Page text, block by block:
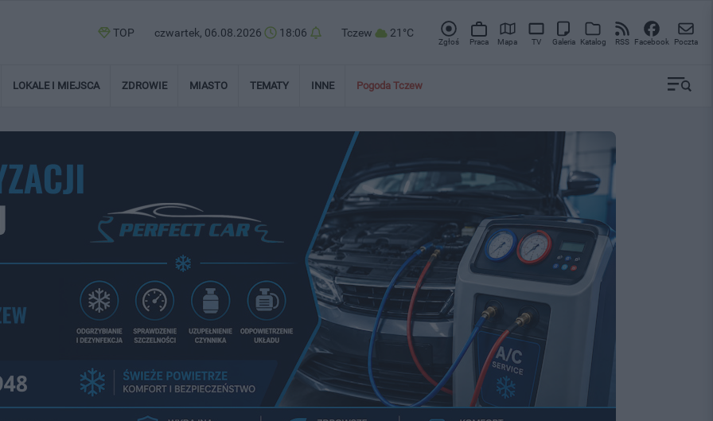
TOP czwartek, 06.08.2026 18:06 Tczew 21°C
Zgłoś Praca Mapa TV Galeria Katalog RSS Facebook Poczta
LOKALE I MIEJSCA ZDROWIE MIASTO TEMATY INNE Pogoda Tczew